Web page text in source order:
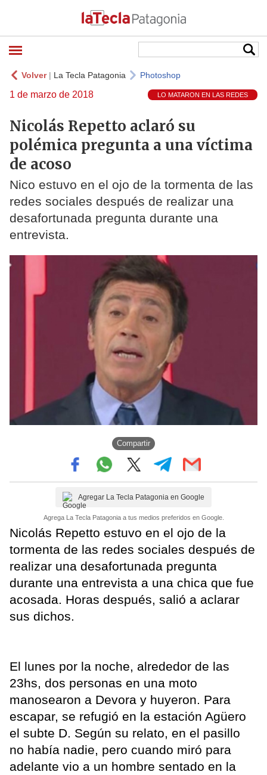
Volver| La Tecla Patagonia Photoshop
1 de marzo de 2018 LO MATARON EN LAS REDES
Nicolás Repetto aclaró su
polémica pregunta a una víctima
de acoso
Nico estuvo en el ojo de la tormenta de las
redes sociales después de realizar una
desafortunada pregunta durante una
entrevista.
Compartir
Agregar La Tecla Patagonia en Google
Agrega La Tecla Patagonia a tus medios preferidos en Google.
Nicolás Repetto estuvo en el ojo de la
tormenta de las redes sociales después de
realizar una desafortunada pregunta
durante una entrevista a una chica que fue
acosada. Horas después, salió a aclarar
sus dichos.
El lunes por la noche, alrededor de las
23hs, dos personas en una moto
manosearon a Devora y huyeron. Para
escapar, se refugió en la estación Agüero
el subte D. Según su relato, en el pasillo
no había nadie, pero cuando miró para
adelante vio a un hombre sentado en la